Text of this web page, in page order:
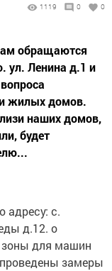
1119 0 0
обращаются
ул. Ленина д.1 и
жилых домов.
наших домов,
будет
с.
д.12. о
зоны для машин
замеры